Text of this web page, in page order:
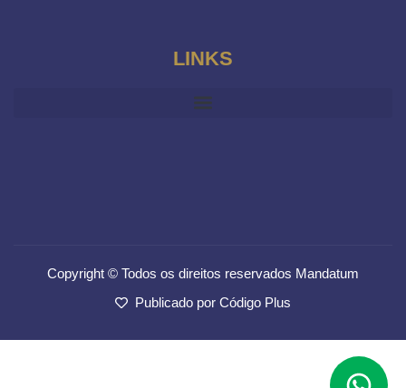
LINKS
Copyright © Todos os direitos reservados Mandatum
Publicado por Código Plus